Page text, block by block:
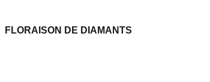
FLORAISON DE DIAMANTS